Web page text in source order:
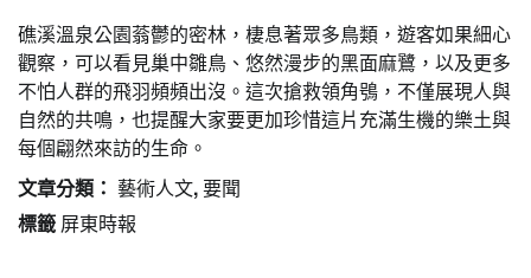
礁溪溫泉公園蓊鬱的密林，棲息著眾多鳥類，遊客如果細心
觀察，可以看見巢中雛鳥、悠然漫步的黑面麻鷺，以及更多
不怕人群的飛羽頻頻出沒。這次搶救領角鴞，不僅展現人與
自然的共鳴，也提醒大家要更加珍惜這片充滿生機的樂土與
每個翩然來訪的生命。
文章分類： 藝術人文,要聞
標籤 屏東時報